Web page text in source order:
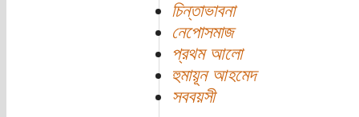
চিন্তাভাবনা
নেপোসমাজ
প্রথম আলো
হুমায়ূন আহমেদ
সববয়সী